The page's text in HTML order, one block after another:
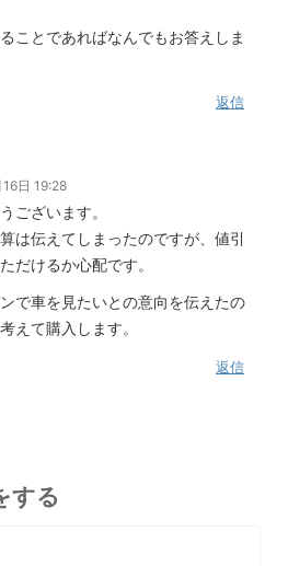
ことであればなんでもお答えしま
返信
日 19:28
ございます。
は伝えてしまったのですが、値引
だけるか心配です。
で車を見たいとの意向を伝えたの
えて購入します。
返信
する